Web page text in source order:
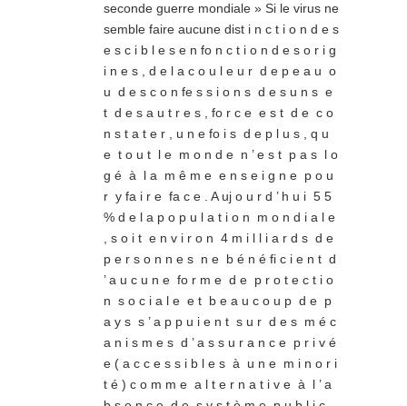
seconde guerre mondiale » Si le virus ne
semble faire aucune dist i n c t i o n d e s
e s c i b l e s e n fo n c t i o n d e s o r i g
i n e s , d e l a c o u l e u r d e p e a u o
u d e s c o n fe s s i o n s d e s u n s e
t d e s a u t r e s , fo r c e e s t d e c o
n s t a t e r , u n e fo i s d e p l u s , q u
e t o u t l e m o n d e n ’ e s t p a s l o
g é à l a m ê m e e n s e i g n e p o u
r y fa i r e fa c e . A uj o u r d ’ h u i 5 5
% d e l a p o p u l a t i o n m o n d i a l e
, s o i t e n v i r o n 4 m i l l i a r d s d e
p e r s o n n e s n e b é n é fi c i e n t d
’ a u c u n e fo r m e d e p r o t e c t i o
n s o c i a l e e t b e a u c o u p d e p
a y s s ’ a p p u i e n t s u r d e s m é c
a n i s m e s d ’ a s s u r a n c e p r i v é
e ( a c c e s s i b l e s à u n e m i n o r i
t é ) c o m m e a l t e r n a t i v e à l ’ a